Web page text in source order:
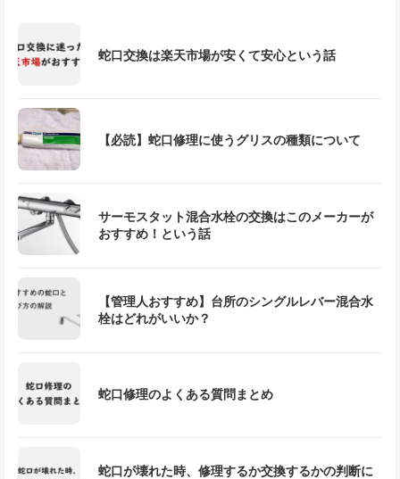
蛇口交換は楽天市場が安くて安心という話
【必読】蛇口修理に使うグリスの種類について
サーモスタット混合水栓の交換はこのメーカーが
おすすめ！という話
【管理人おすすめ】台所のシングルレバー混合水
栓はどれがいいか？
蛇口修理のよくある質問まとめ
蛇口が壊れた時、修理するか交換するかの判断に